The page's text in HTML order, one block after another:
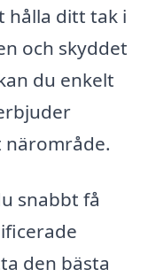
hålla ditt tak i
och skyddet
du enkelt
snabbt få
den bästa